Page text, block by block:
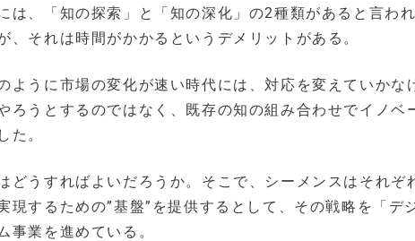
は、「知の探索」と「知の深化」の2種類があると言わ
、それは時間がかかるというデメリットがある。
ように市場の変化が速い時代には、対応を変えていかな
ろうとするのではなく、既存の知の組み合わせでイノベ
た。
どうすればよいだろうか。そこで、シーメンスはそれぞ
現するための”基盤”を提供するとして、その戦略を「デ
事業を進めている。